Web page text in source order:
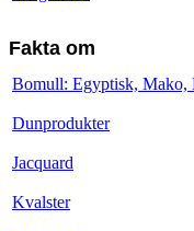
Fakta om
Bomull: Egyptisk, Mako,
Dunprodukter
Jacquard
Kvalster